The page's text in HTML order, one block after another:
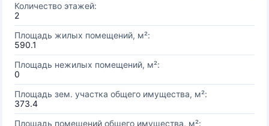
Количество этажей:
2
Площадь жилых помещений, м²:
590.1
Площадь нежилых помещений, м²:
0
Площадь зем. участка общего имущества, м²:
373.4
Площадь помещений общего имущества, м²: